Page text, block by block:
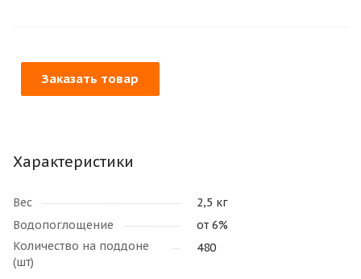
Заказать товар
Характеристики
Вес
2,5 кг
Водопоглощение
от 6%
Количество на поддоне
(шт)
480